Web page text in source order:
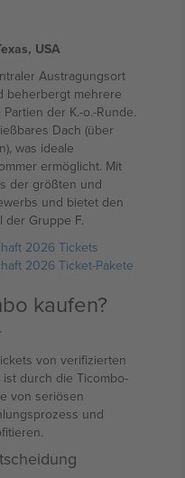
USA
Austragungsort
beherbergt mehrere
der K.-o.-Runde.
Dach (über
was ideale
ermöglicht. Mit
der größten und
und bietet den
der Gruppe F.
2026 Tickets
2026 Ticket-Pakete
kaufen?
von verifizierten
durch die Ticombo-
von seriösen
und